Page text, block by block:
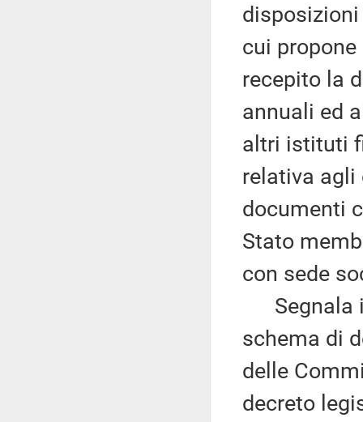
cui
recepito la
annuali ed
altri istituti
relativa
documenti
Stato
con sede
Segnala
schema di
delle
decreto